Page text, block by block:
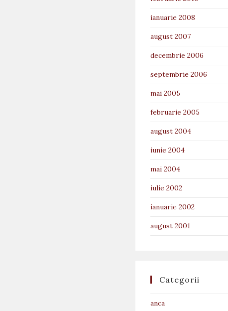
ianuarie 2008
august 2007
decembrie 2006
septembrie 2006
mai 2005
februarie 2005
august 2004
iunie 2004
mai 2004
iulie 2002
ianuarie 2002
august 2001
Categorii
anca